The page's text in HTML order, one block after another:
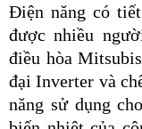
Điện năng có
được nhiều
điều hòa
đại Inverter và
năng sử dụng